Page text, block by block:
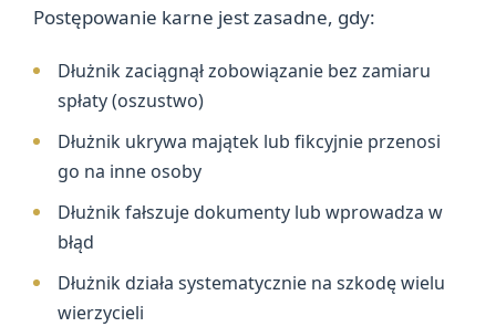
Postępowanie karne jest zasadne, gdy:
Dłużnik zaciągnął zobowiązanie bez zamiaru
spłaty (oszustwo)
Dłużnik ukrywa majątek lub fikcyjnie przenosi
go na inne osoby
Dłużnik fałszuje dokumenty lub wprowadza w
błąd
Dłużnik działa systematycznie na szkodę wielu
wierzycieli